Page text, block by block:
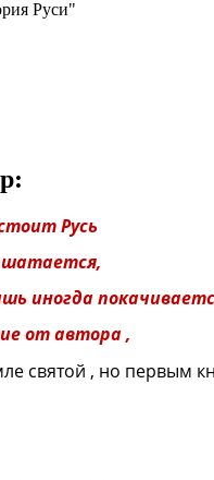
Руси"
от автора ,
святой , но первым